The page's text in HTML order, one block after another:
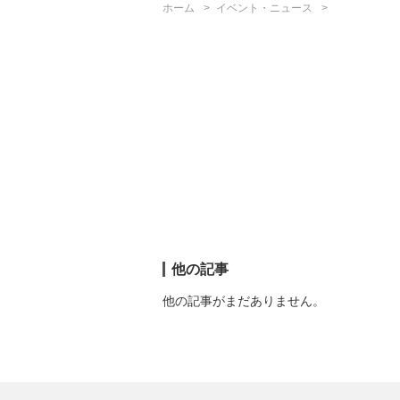
ホーム イベント・ニュース
他の記事
他の記事がまだありません。